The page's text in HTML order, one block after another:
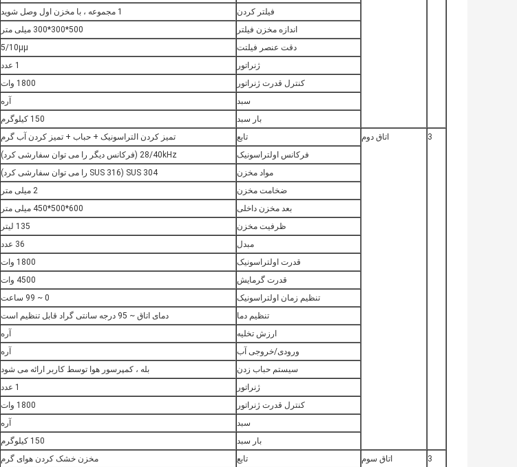
فیلتر کردن
1 مجموعه ، با مخزن اول وصل شوید
اندازه مخزن فیلتر
500*300*300 میلی متر
دقت عنصر فیلتت
5/10μμ
ژنراتور
1 عدد
کنترل قدرت ژنراتور
1800 وات
سبد
آره
بار سبد
150 کیلوگرم
3
اتاق دوم تابع
تمیز کردن التراسونیک + حباب + تمیز کردن آب گرم
فرکانس اولتراسونیک
28/40kHz (فرکانس دیگر را می توان سفارشی کرد)
مواد مخزن
SUS 304 (SUS 316 را می توان سفارشی کرد)
ضخامت مخزن
2 میلی متر
بعد مخزن داخلی
600*500*450 میلی متر
ظرفیت مخزن
135 لیتر
مبدل
36 عدد
قدرت اولتراسونیک
1800 وات
قدرت گرمایش
4500 وات
تنظیم زمان اولتراسونیک
0 ~ 99 ساعت
تنظیم دما
دمای اتاق ~ 95 درجه سانتی گراد قابل تنظیم است
ارزش تخلیه
آره
ورودی/خروجی آب
آره
سیستم حباب زدن
بله ، کمپرسور هوا توسط کاربر ارائه می شود
ژنراتور
1 عدد
کنترل قدرت ژنراتور
1800 وات
سبد
آره
بار سبد
150 کیلوگرم
3
اتاق سوم تابع
مخزن خشک کردن هوای گرم